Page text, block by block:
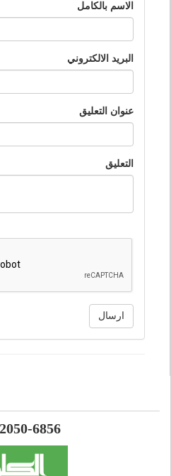
الاسم بالكامل
البريد الالكتروني
عنوان التعليق
التعليق
ارسال
6856